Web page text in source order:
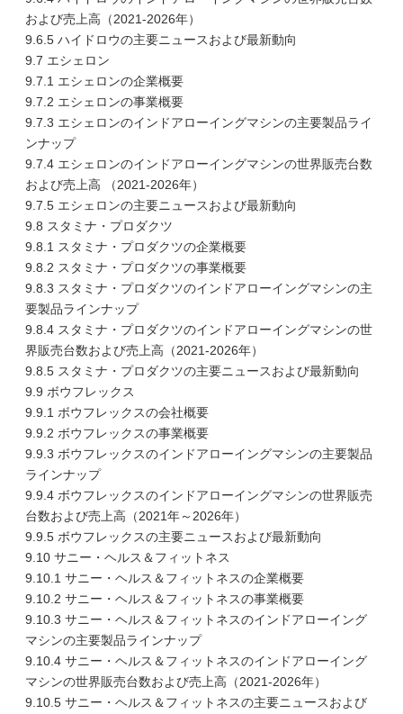
および売上高（2021-2026年）
9.6.5 ハイドロウの主要ニュースおよび最新動向
9.7 エシェロン
9.7.1 エシェロンの企業概要
9.7.2 エシェロンの事業概要
9.7.3 エシェロンのインドアローイングマシンの主要製品ライ
ンナップ
9.7.4 エシェロンのインドアローイングマシンの世界販売台数
および売上高 （2021-2026年）
9.7.5 エシェロンの主要ニュースおよび最新動向
9.8 スタミナ・プロダクツ
9.8.1 スタミナ・プロダクツの企業概要
9.8.2 スタミナ・プロダクツの事業概要
9.8.3 スタミナ・プロダクツのインドアローイングマシンの主
要製品ラインナップ
9.8.4 スタミナ・プロダクツのインドアローイングマシンの世
界販売台数および売上高（2021-2026年）
9.8.5 スタミナ・プロダクツの主要ニュースおよび最新動向
9.9 ボウフレックス
9.9.1 ボウフレックスの会社概要
9.9.2 ボウフレックスの事業概要
9.9.3 ボウフレックスのインドアローイングマシンの主要製品
ラインナップ
9.9.4 ボウフレックスのインドアローイングマシンの世界販売
台数および売上高（2021年～2026年）
9.9.5 ボウフレックスの主要ニュースおよび最新動向
9.10 サニー・ヘルス＆フィットネス
9.10.1 サニー・ヘルス＆フィットネスの企業概要
9.10.2 サニー・ヘルス＆フィットネスの事業概要
9.10.3 サニー・ヘルス＆フィットネスのインドアローイング
マシンの主要製品ラインナップ
9.10.4 サニー・ヘルス＆フィットネスのインドアローイング
マシンの世界販売台数および売上高（2021-2026年）
9.10.5 サニー・ヘルス＆フィットネスの主要ニュースおよび